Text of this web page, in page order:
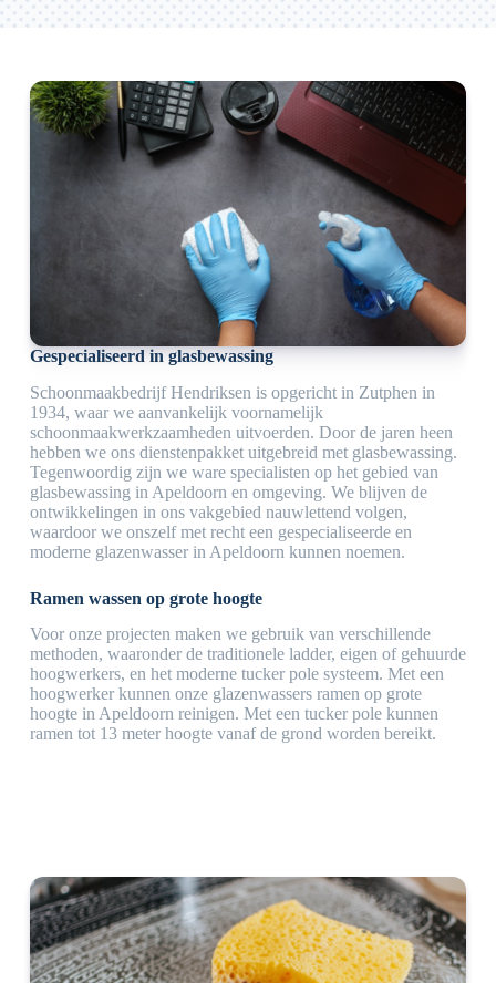
Gespecialiseerd in glasbewassing
Schoonmaakbedrijf Hendriksen is opgericht in Zutphen in
1934, waar we aanvankelijk voornamelijk
schoonmaakwerkzaamheden uitvoerden. Door de jaren heen
hebben we ons dienstenpakket uitgebreid met glasbewassing.
Tegenwoordig zijn we ware specialisten op het gebied van
glasbewassing in Apeldoorn en omgeving. We blijven de
ontwikkelingen in ons vakgebied nauwlettend volgen,
waardoor we onszelf met recht een gespecialiseerde en
moderne glazenwasser in Apeldoorn kunnen noemen.
Ramen wassen op grote hoogte
Voor onze projecten maken we gebruik van verschillende
methoden, waaronder de traditionele ladder, eigen of gehuurde
hoogwerkers, en het moderne tucker pole systeem. Met een
hoogwerker kunnen onze glazenwassers ramen op grote
hoogte in Apeldoorn reinigen. Met een tucker pole kunnen
ramen tot 13 meter hoogte vanaf de grond worden bereikt.